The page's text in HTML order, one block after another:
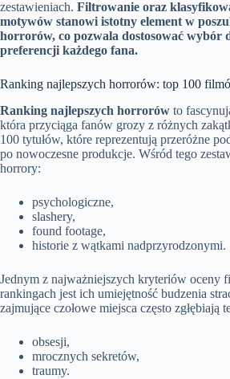
zestawieniach. Filtrowanie oraz
motywów stanowi istotny element w
horrorów, co pozwala dostosować wybór
preferencji każdego fana.
Ranking najlepszych horrorów: top 100
Ranking najlepszych horrorów to
która przyciąga fanów grozy z różnych
100 tytułów, które reprezentują przeróżne
po nowoczesne produkcje. Wśród tego
horrory:
psychologiczne,
slashery,
found footage,
historie z wątkami nadprzyrodzonymi.
Jednym z najważniejszych kryteriów oceny
rankingach jest ich umiejętność budzenia
zajmujące czołowe miejsca często zgłębiają
obsesji,
mrocznych sekretów,
traumy.